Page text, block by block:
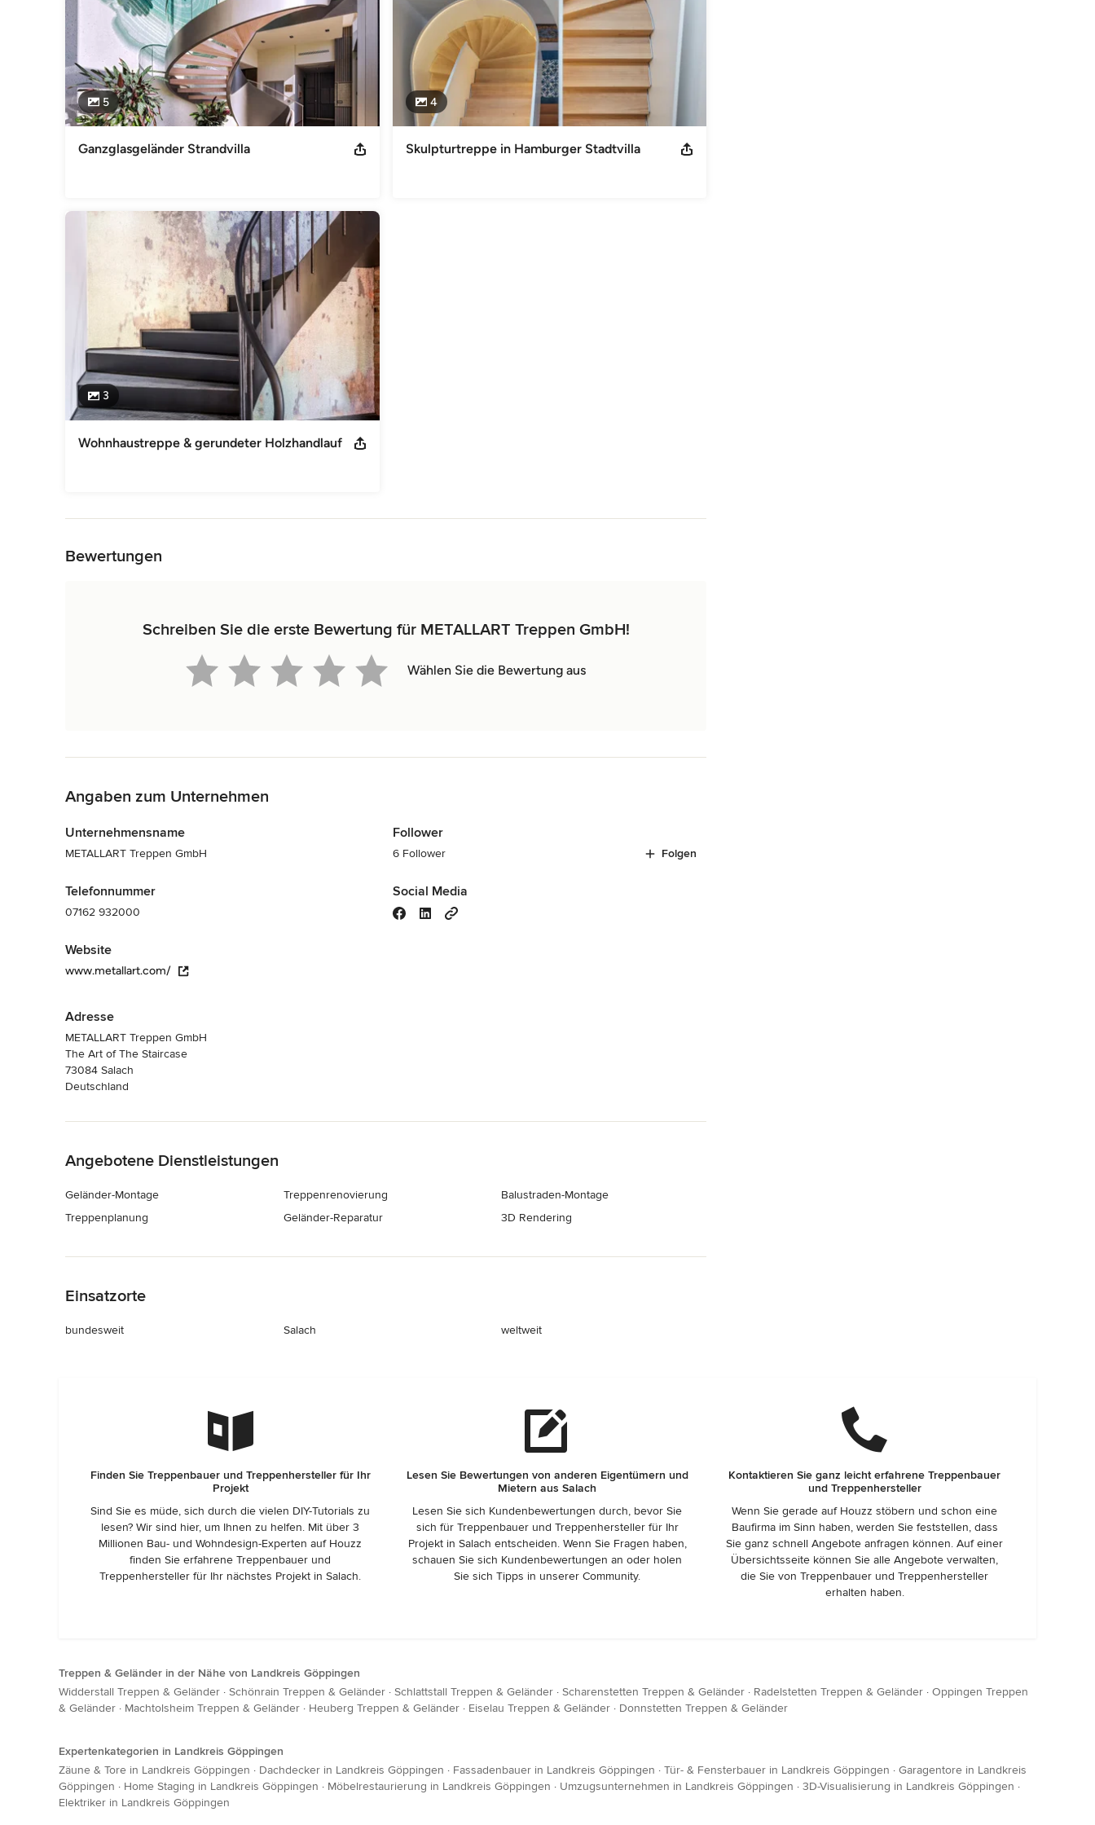
5
Ganzglasgeländer Strandvilla
4
Skulpturtreppe in Hamburger Stadtvilla
3
Wohnhaustreppe & gerundeter Holzhandlauf
Bewertungen
Schreiben Sie die erste Bewertung für METALLART Treppen GmbH!
Wählen Sie die Bewertung aus
Angaben zum Unternehmen
Unternehmensname
METALLART Treppen GmbH
Telefonnummer
07162 932000
Website
www.metallart.com/
Adresse
METALLART Treppen GmbH
The Art of The Staircase
73084 Salach
Deutschland
Follower
6 Follower Folgen
Social Media
Angebotene Dienstleistungen
Geländer-Montage
Treppenplanung
Treppenrenovierung
Geländer-Reparatur
Balustraden-Montage
3D Rendering
Einsatzorte
bundesweit Salach weltweit
Finden Sie Treppenbauer und Treppenhersteller für Ihr
Projekt
Sind Sie es müde, sich durch die vielen DIY-Tutorials zu
lesen? Wir sind hier, um Ihnen zu helfen. Mit über 3
Millionen Bau- und Wohndesign-Experten auf Houzz
finden Sie erfahrene Treppenbauer und
Treppenhersteller für Ihr nächstes Projekt in Salach.
Lesen Sie Bewertungen von anderen Eigentümern und
Mietern aus Salach
Lesen Sie sich Kundenbewertungen durch, bevor Sie
sich für Treppenbauer und Treppenhersteller für Ihr
Projekt in Salach entscheiden. Wenn Sie Fragen haben,
schauen Sie sich Kundenbewertungen an oder holen
Sie sich Tipps in unserer Community.
Kontaktieren Sie ganz leicht erfahrene Treppenbauer
und Treppenhersteller
Wenn Sie gerade auf Houzz stöbern und schon eine
Baufirma im Sinn haben, werden Sie feststellen, dass
Sie ganz schnell Angebote anfragen können. Auf einer
Übersichtsseite können Sie alle Angebote verwalten,
die Sie von Treppenbauer und Treppenhersteller
erhalten haben.
Treppen & Geländer in der Nähe von Landkreis Göppingen
Widderstall Treppen & Geländer · Schönrain Treppen & Geländer · Schlattstall Treppen & Geländer · Scharenstetten Treppen & Geländer · Radelstetten Treppen & Geländer · Oppingen Treppen
& Geländer · Machtolsheim Treppen & Geländer · Heuberg Treppen & Geländer · Eiselau Treppen & Geländer · Donnstetten Treppen & Geländer
Expertenkategorien in Landkreis Göppingen
Zäune & Tore in Landkreis Göppingen · Dachdecker in Landkreis Göppingen · Fassadenbauer in Landkreis Göppingen · Tür- & Fensterbauer in Landkreis Göppingen · Garagentore in Landkreis
Göppingen · Home Staging in Landkreis Göppingen · Möbelrestaurierung in Landkreis Göppingen · Umzugsunternehmen in Landkreis Göppingen · 3D-Visualisierung in Landkreis Göppingen ·
Elektriker in Landkreis Göppingen